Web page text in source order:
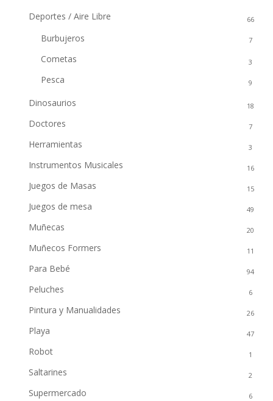
Deportes / Aire Libre 66
Burbujeros 7
Cometas 3
Pesca 9
Dinosaurios 18
Doctores 7
Herramientas 3
Instrumentos Musicales 16
Juegos de Masas 15
Juegos de mesa 49
Muñecas 20
Muñecos Formers 11
Para Bebé 94
Peluches 6
Pintura y Manualidades 26
Playa 47
Robot 1
Saltarines 2
Supermercado 6